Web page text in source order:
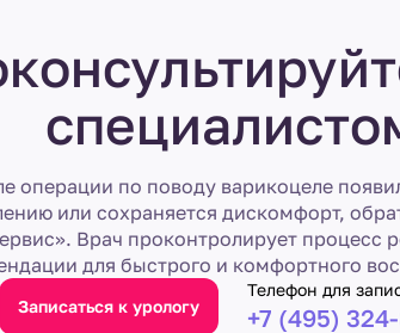
операции по поводу варикоцеле
или сохраняется дискомфорт,
Врач проконтролирует процесс
для быстрого и комфортного
Записаться к урологу
Телефон для
+7 (495)